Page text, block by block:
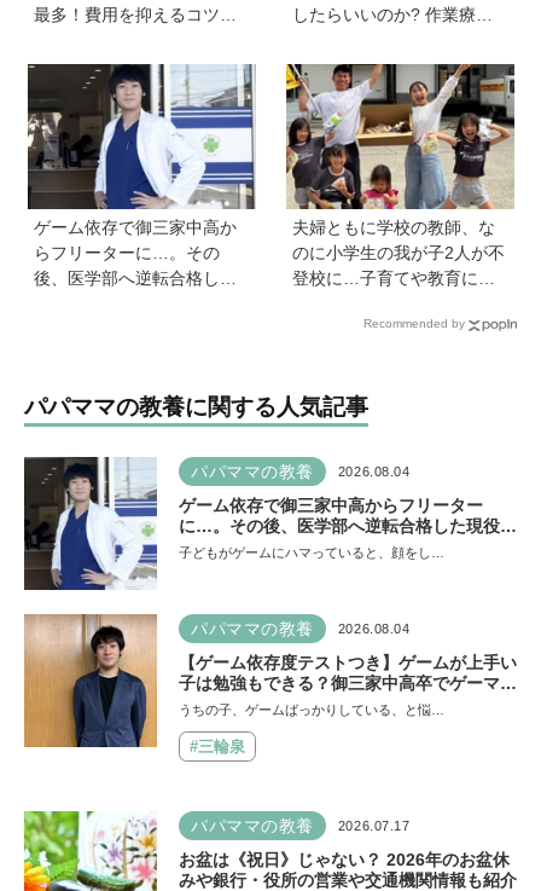
最多！費用を抑えるコツ
【HugKum総研】
したらいいのか? 作業療法
当時小学生の息子に伝えた
こと
ゲーム依存で御三家中高か
らフリーターに…。その
後、医学部へ逆転合格した
夫婦ともに学校の教師、な
のに小学生の我が子2人が不
登校に…子育てや教育に悩
「退職しよう」と決意する
Recommended by
パパママの教養に関する人気記事
パパママの教養 2026.08.04
ゲーム依存で御三家中高からフリーター
に…。その後、医学部へ逆転合格した現役医
師が断言「ゲームの経験が受験勉強に役立っ
子どもがゲームにハマっていると、顔をし…
パパママの教養 2026.08.04
【ゲーム依存度テストつき】ゲームが上手い
子は勉強もできる？御三家中高卒でゲーマー
の医師・阿部智史さんが教えるゲームしなが
うちの子、ゲームばっかりしている、と悩…
#三輪泉
パパママの教養 2026.07.17
お盆は《祝日》じゃない？ 2026年のお盆休
みや銀行・役所の営業や交通機関情報も紹介